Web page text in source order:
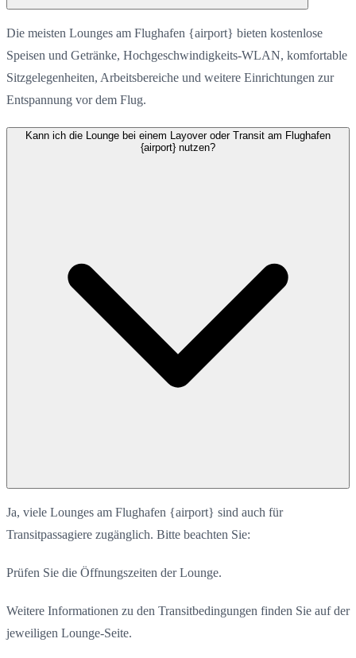
Die meisten Lounges am Flughafen {airport} bieten kostenlose
Speisen und Getränke, Hochgeschwindigkeits-WLAN, komfortable
Sitzgelegenheiten, Arbeitsbereiche und weitere Einrichtungen zur
Entspannung vor dem Flug.
Kann ich die Lounge bei einem Layover oder Transit am Flughafen
{airport} nutzen?
Ja, viele Lounges am Flughafen {airport} sind auch für
Transitpassagiere zugänglich. Bitte beachten Sie:
Prüfen Sie die Öffnungszeiten der Lounge.
Weitere Informationen zu den Transitbedingungen finden Sie auf der
jeweiligen Lounge-Seite.